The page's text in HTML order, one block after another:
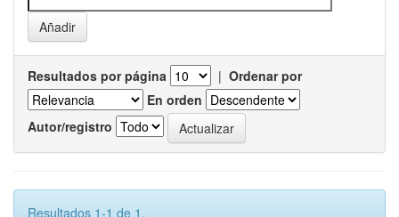
Resultados por página | Ordenar por
En orden
Autor/registro
Resultados 1-1 de 1.